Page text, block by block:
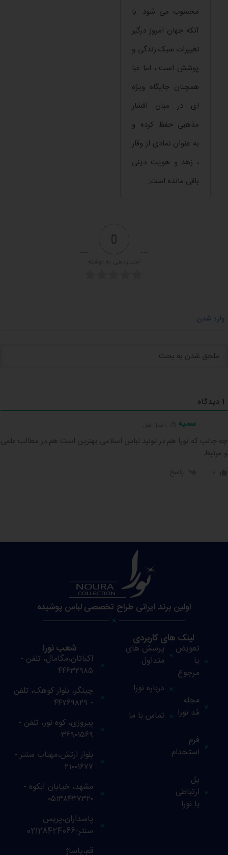
محسوب می شود. با
آنکه جهان امروز درگیر
تغییرات سبک زندگی و
پوشش است ، اما عبا
همچنان جایگاه ویژه
ای در میان اقشار
مذهبی حفظ کرده و
به عنوان نمادی از وقار
، زهد و هویت دینی
باقی مانده است.
0
امتیازدهی به نوشته
وارد شدن
1 دیدگاه
سمیه
چه جالب که نورا هم در تولید لباس اسلامی بهترین است هم در مطالب علمی
و مرتبط
اولین برند ایرانی طراح تخصصی لباس پوشیده
لینک های کاربردی
تعویض
یا
مرجوع
مجله
مُد نورا
فرم
استخدام
پل
ارتباطی
با نورا
پرسش های
متداول
درباره نورا
تماس با ما
شعب نورا
اکباتان،مگامال، تلفن -
۴۴۶۳۲۹۸۵
چیتگر، بلوار کوهک، تلفن
- ۴۴۷۶۹۸۲۹
پیروزی، کوه نور، تلفن -
۳۶۹۰۱۵۶۹
بلوار ارتش،مهتاب سنتر -
۲۱۰۰۱۶۷۷
مشهد، خیابان آبکوه -
۰۵۱۳۸۴۳۷۳۲۰
پاسداران،پریس
سنتر-02128424066
قم،پاساژ